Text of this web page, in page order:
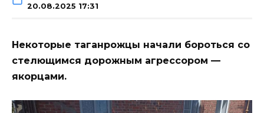
20.08.2025 17:31
Некоторые таганрожцы начали бороться со
стелющимся дорожным агрессором —
якорцами.